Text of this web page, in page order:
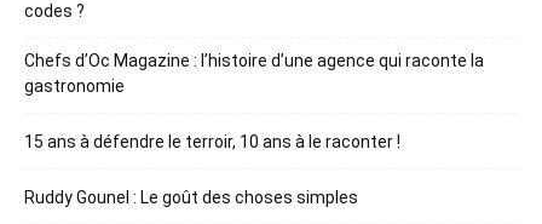
codes ?
Chefs d’Oc Magazine : l’histoire d’une agence qui raconte la
gastronomie
15 ans à défendre le terroir, 10 ans à le raconter !
Ruddy Gounel : Le goût des choses simples